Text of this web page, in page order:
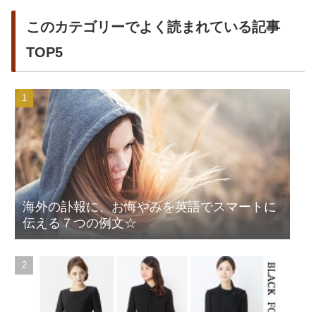
このカテゴリーでよく読まれている記事
TOP5
海外の訃報に、お悔やみを英語でスマートに
伝える７つの例文☆